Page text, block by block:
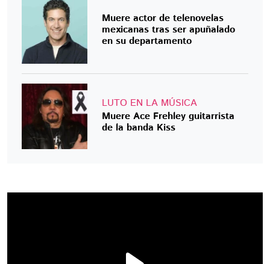
Muere actor de telenovelas
mexicanas tras ser apuñalado
en su departamento
LUTO EN LA MÚSICA
Muere Ace Frehley guitarrista
de la banda Kiss